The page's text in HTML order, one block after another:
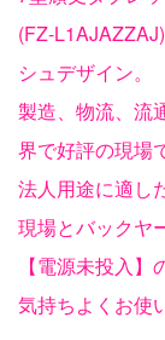
(FZ-
シュデザイン。
製造、物流、流
界で好評の現場
法人用途に適し
現場とバックヤ
【電源未投入】
気持ちよくお使